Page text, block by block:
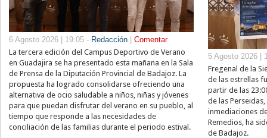
6 Agosto 2026 | 19:05 - Redacción
Comentar
La tercera edición del Campus Deportivo de Verano
en Guadajira se ha presentado esta mañana en la Sala
de Prensa de la Diputación Provincial de Badajoz. La
propuesta ha logrado consolidarse ofreciendo una
alternativa de ocio saludable a niños, niñas y jóvenes
para que puedan disfrutar del verano en su pueblo, al
tiempo que responde a las necesidades de
conciliación de las familias durante el periodo estival.
5 Agosto 2026 |
Fregenal de la
de las estrellas
partir de las
de las
inmediaciones
Remedios, ha
de Badajoz.